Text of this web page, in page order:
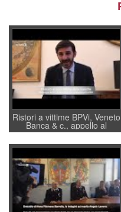
Ristori a vittime BPVi, Veneto
Banca & c., appello al
sottosegretario Alessio
Villarosa: per mettere ordine
convochi con Di Maio CNCU
a supporto della cabina di
regia al Mef